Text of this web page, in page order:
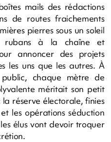
mails des rédactions
de routes fraichements
pierres sous un soleil
rubans à la chaîne et
annoncer des projets
les uns que les autres. À
chaque mètre de
méritait son petit
réserve électorale, finies
les opérations séduction
élus vont devoir troquer